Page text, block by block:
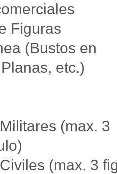
Figuras
(Bustos en
etc.)
(max. 3
(max. 3